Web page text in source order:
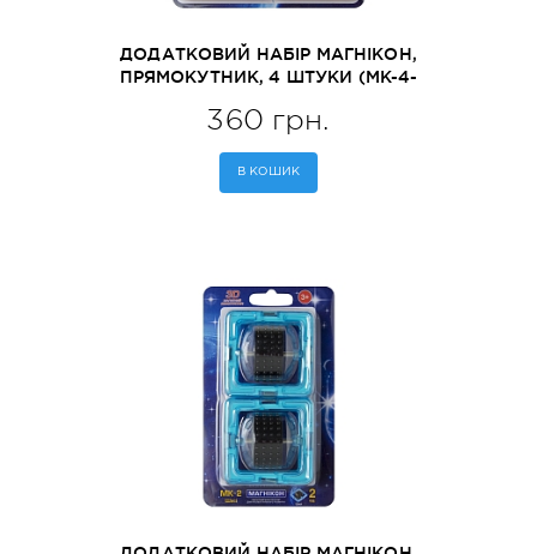
ДОДАТКОВИЙ НАБІР МАГНІКОН,
ПРЯМОКУТНИК, 4 ШТУКИ (MK-4-
360 грн.
В КОШИК